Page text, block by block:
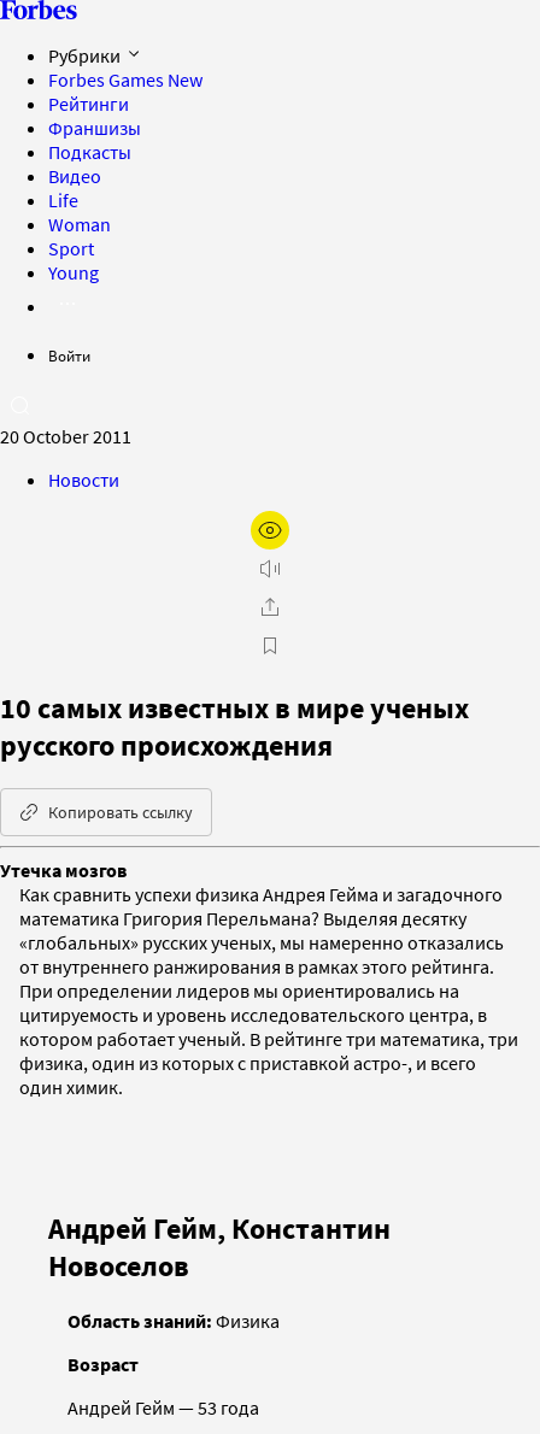
Рубрики
Forbes Games New
Рейтинги
Франшизы
Подкасты
Видео
Life
Woman
Sport
Young
Войти
20 October 2011
Новости
10 самых известных в мире ученых
русского происхождения
Копировать ссылку
Утечка мозгов
Как сравнить успехи физика Андрея Гейма и загадочного
математика Григория Перельмана? Выделяя десятку
«глобальных» русских ученых, мы намеренно отказались
от внутреннего ранжирования в рамках этого рейтинга.
При определении лидеров мы ориентировались на
цитируемость и уровень исследовательского центра, в
котором работает ученый. В рейтинге три математика, три
физика, один из которых с приставкой астро-, и всего
один химик.
Андрей Гейм, Константин
Новоселов
Область знаний: Физика
Возраст
Андрей Гейм — 53 года